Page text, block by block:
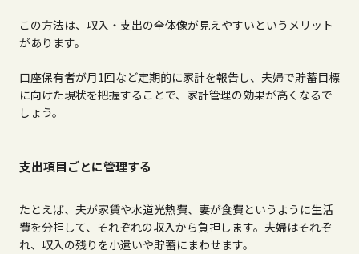
この方法は、収入・支出の全体像が見えやすいというメリット
があります。
口座保有者が月1回など定期的に家計を報告し、夫婦で貯蓄目標
に向けた現状を把握することで、家計管理の効果が高くなるで
しょう。
支出項目ごとに管理する
たとえば、夫が家賃や水道光熱費、妻が食費というように生活
費を分担して、それぞれの収入から負担します。夫婦はそれぞ
れ、収入の残りを小遣いや貯蓄にまわせます。